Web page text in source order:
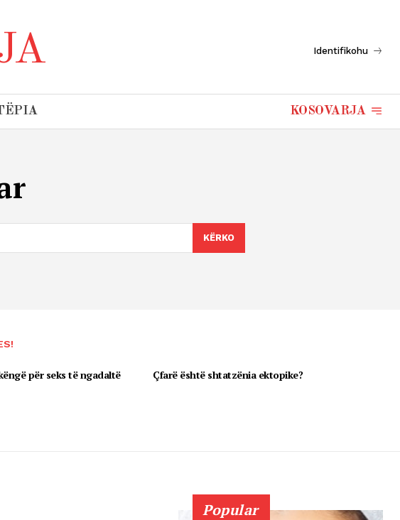
Identifikohu
KOSOVARJA
KËRKO
për seks të ngadaltë
Çfarë është shtatzënia ektopike?
Popular